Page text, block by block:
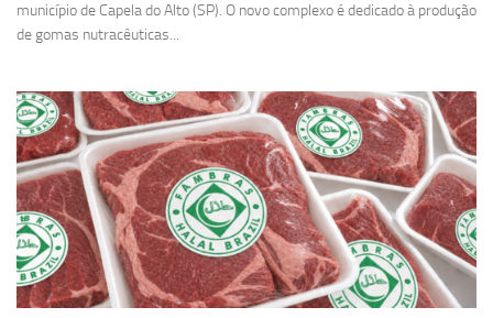
município de Capela do Alto (SP). O novo complexo é dedicado à produção
de gomas nutracêuticas...